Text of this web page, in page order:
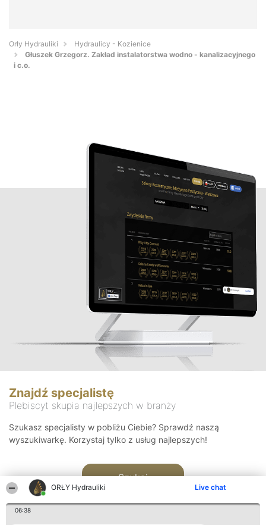
ORŁY Hydrauliki Live chat
06:38
Orły Hydrauliki
Hydraulicy - Kozienice
Głuszek Grzegorz. Zakład instalatorstwa wodno - kanalizacyjnego
i c.o.
Znajdź specjalistę
Plebiscyt skupia najlepszych w branży
Szukasz specjalisty w pobliżu Ciebie? Sprawdź naszą
wyszukiwarkę. Korzystaj tylko z usług najlepszych!
Szukaj